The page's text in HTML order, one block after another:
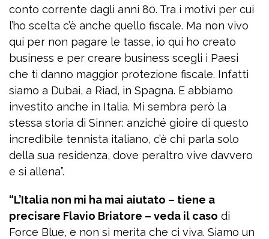
conto corrente dagli anni 80. Tra i motivi per cui
l’ho scelta c’è anche quello fiscale. Ma non vivo
qui per non pagare le tasse, io qui ho creato
business e per creare business scegli i Paesi
che ti danno maggior protezione fiscale. Infatti
siamo a Dubai, a Riad, in Spagna. E abbiamo
investito anche in Italia. Mi sembra però la
stessa storia di Sinner: anziché gioire di questo
incredibile tennista italiano, c’è chi parla solo
della sua residenza, dove peraltro vive davvero
e si allena”.
“L’Italia non mi ha mai aiutato – tiene a
precisare Flavio Briatore – veda il caso di
Force Blue, e non si merita che ci viva. Siamo un